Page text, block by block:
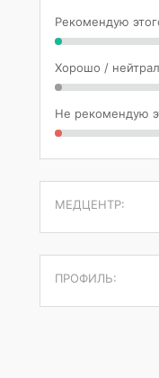
Рекомендую
Хорошо /
Не рекомендую
МЕДЦЕНТР:
ПРОФИЛЬ: